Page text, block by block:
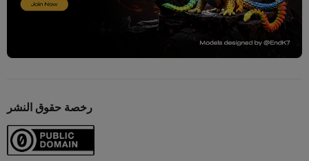
رخصة حقوق النشر